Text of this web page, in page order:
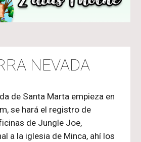
NEVADA
de Santa Marta empieza en
se hará el registro de
de Jungle Joe,
a la iglesia de Minca, ahí los